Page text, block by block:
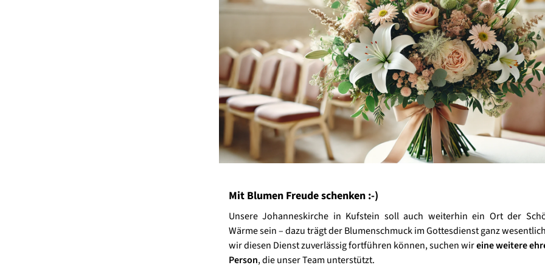
Mit Blumen Freude schenken :-)
Unsere Johanneskirche in Kufstein soll auch weiterhin ein Ort der
Wärme sein – dazu trägt der Blumenschmuck im Gottesdienst ganz
wir diesen Dienst zuverlässig fortführen können, suchen wireine weitere
Person, die unser Team unterstützt.